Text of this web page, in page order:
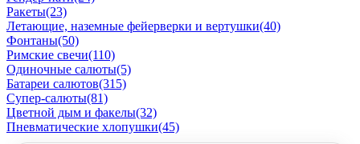
Ракеты(23)
Летающие, наземные фейерверки и вертушки(40)
Фонтаны(50)
Римские свечи(110)
Одиночные салюты(5)
Батареи салютов(315)
Супер-салюты(81)
Цветной дым и факелы(32)
Пневматические хлопушки(45)